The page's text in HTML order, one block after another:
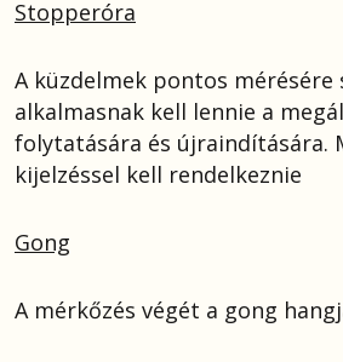
Stopperóra
A küzdelmek pontos mérésére
alkalmasnak kell lennie a
folytatására és újraindítására.
kijelzéssel kell rendelkeznie
Gong
A mérkőzés végét a gong